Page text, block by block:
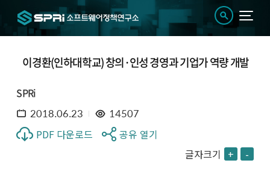
이경환(인하대학교) 창의·인성 경영과 기업가 역량 개발
SPRi
2018.06.23 14507
PDF 다운로드
공유 열기
글자크기 + -